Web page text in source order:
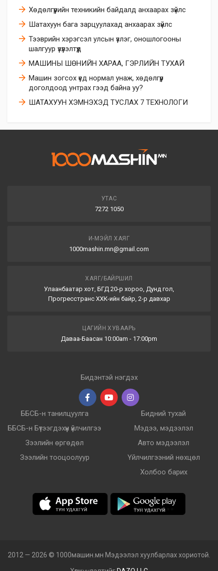
Хөдөлгүүрийн техникийн байдалд анхаарах зүйлс
Шатахуун бага зарцуулахад анхаарах зүйлс
Тээврийн хэрэгсэл улсын үзлэг, оношлогооны
шалгуур үзүүлэлтүүд
МАШИНЫ ШӨНИЙН ХАРАА, ГЭРЛИЙН ТУХАЙ
Машин зогсох үед нормал унаж, хөдөлгүүр
доголдоод унтрах гээд байна уу?
ШАТАХУУН ХЭМНЭХЭД ТУСЛАХ 7 ТЕХНОЛОГИ
УТАС
7272 1050
И-МЭЙЛ ХАЯГ
1000mashin.mn@gmail.com
ХАЯГ/БАЙРШИЛ
Улаанбаатар хот, БГД 20-р хороо, Дунд гол,
Прогресстранс ХХК-ийн байр, 2-р давхар
ЦАГИЙН ХУВААРЬ
Даваа-Баасан 10:00am - 17:00pm
Бидэнтэй нэгдэх
ББСБ-н танилцуулга
ББСБ-н Бүтээгдэхүүн үйлчилгээ
Зээлийн өргөдөл
Зээлийн тооцоолуур
Бидний тухай
Мэдээ, мэдээлэл
Авто мэдээлэл
Үйлчилгээний нөхцөл
Холбоо барих
2012 — 2026 © 1000машин.мн Мэдээлэл хуулбарлах хориотой.